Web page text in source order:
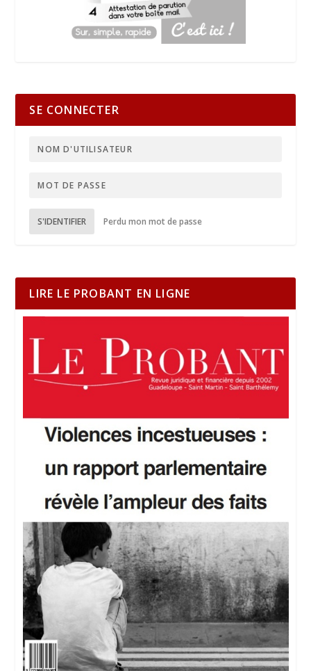
SE CONNECTER
S'IDENTIFIER Perdu mon mot de passe
LIRE LE PROBANT EN LIGNE